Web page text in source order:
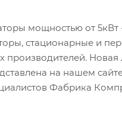
мощностью от 5кВт
стационарные и
на нашем
Фабрика